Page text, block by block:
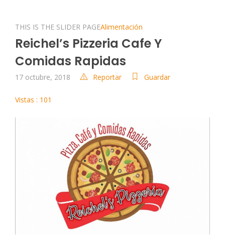
THIS IS THE SLIDER PAGEAlimentación
Reichel’s Pizzeria Cafe Y
Comidas Rapidas
17 octubre, 2018 Reportar Guardar
Vistas : 101